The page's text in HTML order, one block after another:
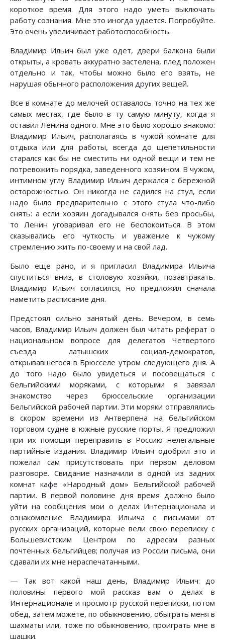
короткое время. Для этого надо уметь выключать
работу сознания. Мне это иногда удается. Попробуйте.
Это очень увеличивает работоспособность.
Владимир Ильич был уже одет, двери балкона были
открыты, а кровать аккуратно застелена, плед положен
отдельно и так, чтобы можно было его взять, не
нарушая обычного расположения других вещей.
Все в комнате до мелочей оставалось точно на тех же
самых местах, где было в ту самую минуту, когда я
оставил Ленина одного. Мне это было хорошо знакомо:
Владимир Ильич, располагаясь в чужой комнате для
отдыха или для работы, всегда до щепетильности
старался как бы не сместить ни одной вещи и тем не
потревожить порядка, заведенного хозяином. В чужом,
интимном углу Владимир Ильич держался с бережной
осторожностью. Он никогда не садился на стул, если
надо было предварительно с этого стула что-либо
снять: а если хозяин догадывался снять без просьбы,
то Ленин уговаривал его не беспокоиться. В этом
сказывались его чуткость и уважение к чужому
стремлению жить по-своему и на свой лад.
Было еще рано, и я пригласил Владимира Ильича
спуститься вниз, в столовую хозяйки, позавтракать.
Владимир Ильич согласился, но предложил сначала
наметить расписание дня.
Предстоял сильно занятый день. Вечером, в семь
часов, Владимир Ильич должен был читать реферат о
национальном вопросе для делегатов Четвертого
съезда латышских социал-демократов,
открывавшегося в Брюсселе утром следующего дня. А
до того надо было увидеться и посовещаться с
бельгийскими моряками, с которыми я завязал
знакомство через брюссельские организации
Бельгийской рабочей партии. Эти моряки отправлялись
в скором времени из Антверпена на бельгийском
торговом судне в южные русские порты. Я предложил
при их помощи переправить в Россию нелегальные
партийные издания. Владимир Ильич одобрил это и
пожелал сам присутствовать при первом деловом
разговоре. Свидание назначили в одной из задних
комнат кафе «Народный дом» Бельгийской рабочей
партии. В первой половине дня время должно было
уйти на сообщения мои о делах Интернационала и
ознакомление Владимира Ильича с письмами от
русских организаций, которые вели свою переписку с
Большевистским Центром по адресам разных
почтенных бельгийцев; получая из России письма, они
сдавали их мне нераспечатанными.
— Так вот какой наш день, Владимир Ильич: до
половины первого мой рассказ вам о делах в
Интернационале и просмотр русской переписки, потом
обед, затем можете, по обыкновению, обыграть меня в
шахматы или, тоже по обыкновению, проиграть мне в
шашки.